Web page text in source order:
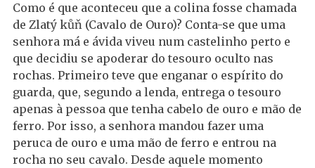
Como é que aconteceu que a colina fosse chamada
de Zlatý kůň (Cavalo de Ouro)? Conta-se que uma
senhora má e ávida viveu num castelinho perto e
que decidiu se apoderar do tesouro oculto nas
rochas. Primeiro teve que enganar o espírito do
guarda, que, segundo a lenda, entrega o tesouro
apenas à pessoa que tenha cabelo de ouro e mão de
ferro. Por isso, a senhora mandou fazer uma
peruca de ouro e uma mão de ferro e entrou na
rocha no seu cavalo. Desde aquele momento